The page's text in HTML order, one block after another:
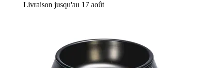
Livraison jusqu'au 17 août